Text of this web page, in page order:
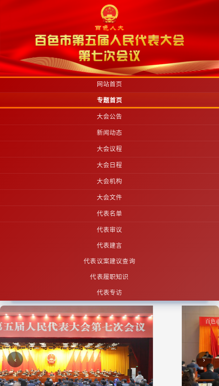
网站首页
专题首页
大会公告
新闻动态
大会议程
大会日程
大会机构
大会文件
代表名单
代表审议
代表建言
代表议案建议查询
代表履职知识
代表专访
‹ ›